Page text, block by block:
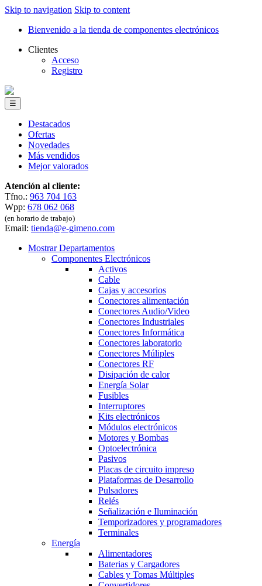
Skip to navigation Skip to content
Bienvenido a la tienda de componentes electrónicos
Clientes
Acceso
Registro
☰
Destacados
Ofertas
Novedades
Más vendidos
Mejor valorados
Atención al cliente:
Tfno.: 963 704 163
Wpp: 678 062 068
(en horario de trabajo)
Email: tienda@e-gimeno.com
Mostrar Departamentos
Componentes Electrónicos
Activos
Cable
Cajas y accesorios
Conectores alimentación
Conectores Audio/Video
Conectores Industriales
Conectores Informática
Conectores laboratorio
Conectores Múliples
Conectores RF
Disipación de calor
Energía Solar
Fusibles
Interruptores
Kits electrónicos
Módulos electrónicos
Motores y Bombas
Optoelectrónica
Pasivos
Placas de circuito impreso
Plataformas de Desarrollo
Pulsadores
Relés
Señalización e Iluminación
Temporizadores y programadores
Terminales
Energía
Alimentadores
Baterias y Cargadores
Cables y Tomas Múltiples